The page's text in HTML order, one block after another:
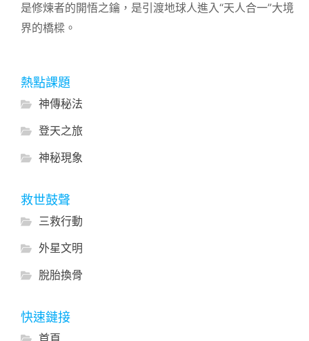
是修煉者的開悟之鑰，是引渡地球人進入“天人合一”大境
界的橋樑。
熱點課題
神傳秘法
登天之旅
神秘現象
救世鼓聲
三救行動
外星文明
脫胎換骨
快速鏈接